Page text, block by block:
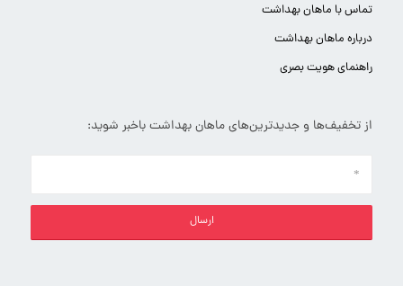
تماس با ماهان بهداشت
درباره ماهان بهداشت
راهنمای هویت بصری
از تخفیف‌ها و جدیدترین‌های ماهان بهداشت باخبر شوید: